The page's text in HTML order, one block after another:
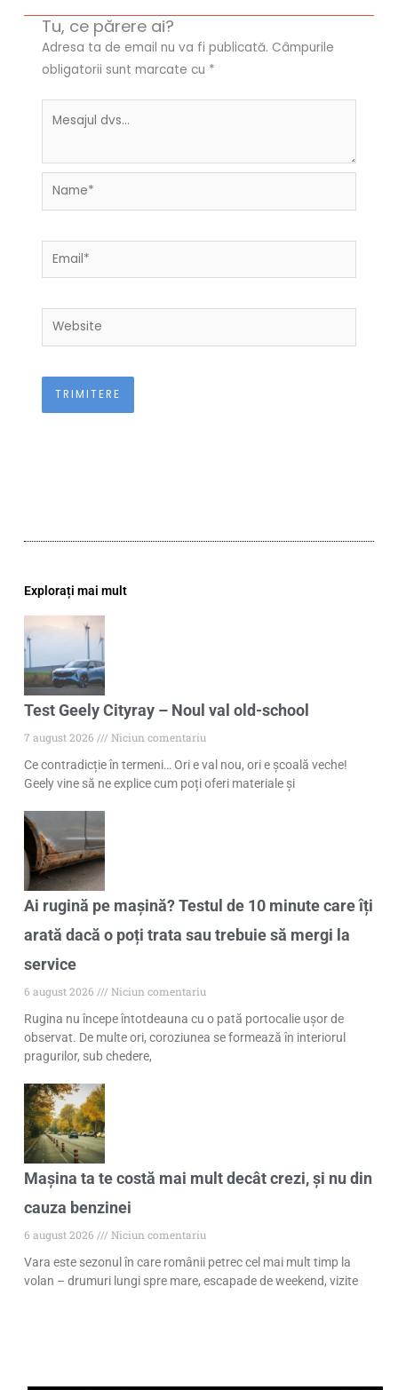
Tu, ce părere ai?
Adresa ta de email nu va fi publicată. Câmpurile
obligatorii sunt marcate cu *
Name*
Email*
Website
Explorați mai mult
Test Geely Cityray – Noul val old-school
7 august 2026
Niciun comentariu
Ce contradicție în termeni… Ori e val nou, ori e școală veche!
Geely vine să ne explice cum poți oferi materiale și
Ai rugină pe mașină? Testul de 10 minute care îți
arată dacă o poți trata sau trebuie să mergi la
service
6 august 2026
Niciun comentariu
Rugina nu începe întotdeauna cu o pată portocalie ușor de
observat. De multe ori, coroziunea se formează în interiorul
pragurilor, sub chedere,
Mașina ta te costă mai mult decât crezi, și nu din
cauza benzinei
6 august 2026
Niciun comentariu
Vara este sezonul în care românii petrec cel mai mult timp la
volan – drumuri lungi spre mare, escapade de weekend, vizite